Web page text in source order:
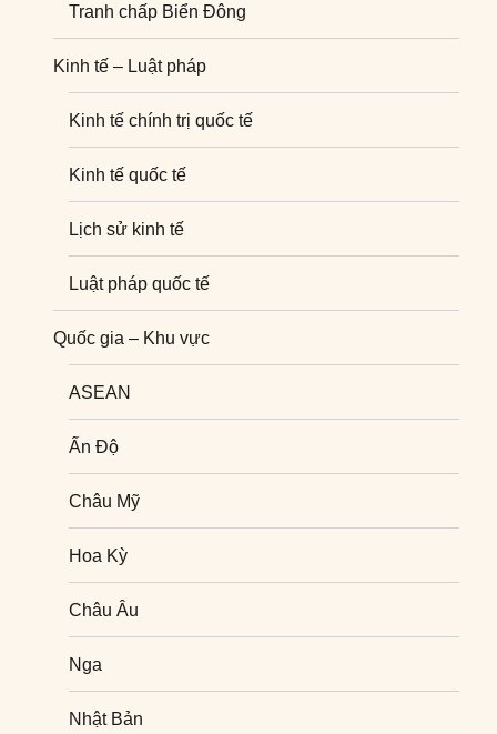
Tranh chấp Biển Đông
Kinh tế – Luật pháp
Kinh tế chính trị quốc tế
Kinh tế quốc tế
Lịch sử kinh tế
Luật pháp quốc tế
Quốc gia – Khu vực
ASEAN
Ấn Độ
Châu Mỹ
Hoa Kỳ
Châu Âu
Nga
Nhật Bản